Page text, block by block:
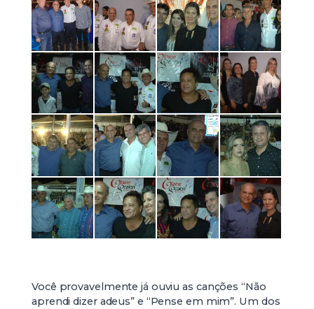
Você provavelmente já ouviu as canções “Não
aprendi dizer adeus” e “Pense em mim”. Um dos